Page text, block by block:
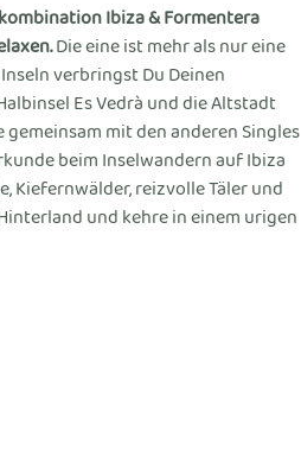
Ibiza & Formentera
Die eine ist mehr als nur eine
verbringst Du Deinen
Es Vedrà und die Altstadt
gemeinsam mit den anderen Singles
beim Inselwandern auf Ibiza
Kiefernwälder, reizvolle Täler und
und kehre in einem urigen